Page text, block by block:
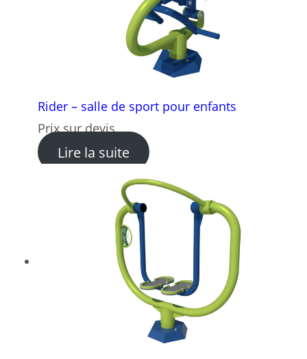
Rider – salle de sport pour enfants
Prix sur devis
Lire la suite: Rider – salle de sport pour